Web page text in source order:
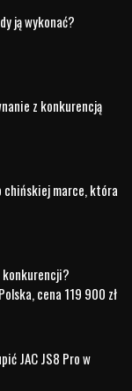
– to symbol
lat zachwyca
Silne związki z
z królową
urok i
relacji Range
również
i tradycji.